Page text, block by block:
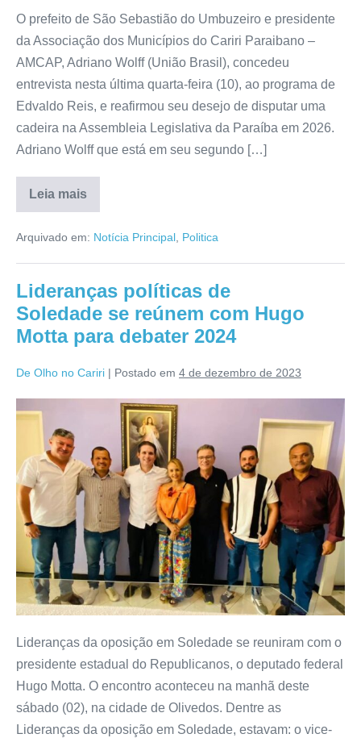
O prefeito de São Sebastião do Umbuzeiro e presidente
da Associação dos Municípios do Cariri Paraibano –
AMCAP, Adriano Wolff (União Brasil), concedeu
entrevista nesta última quarta-feira (10), ao programa de
Edvaldo Reis, e reafirmou seu desejo de disputar uma
cadeira na Assembleia Legislativa da Paraíba em 2026.
Adriano Wolff que está em seu segundo […]
Leia mais
Arquivado em: Notícia Principal, Politica
Lideranças políticas de
Soledade se reúnem com Hugo
Motta para debater 2024
De Olho no Cariri | Postado em 4 de dezembro de 2023
Lideranças da oposição em Soledade se reuniram com o
presidente estadual do Republicanos, o deputado federal
Hugo Motta. O encontro aconteceu na manhã deste
sábado (02), na cidade de Olivedos. Dentre as
Lideranças da oposição em Soledade, estavam: o vice-